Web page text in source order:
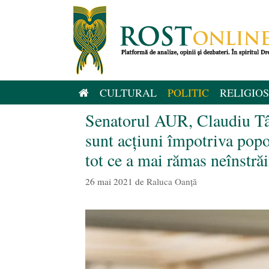
CULTURAL POLITIC RELIGIOS
Senatorul AUR, Claudiu
sunt acțiuni împotriva
tot ce a mai rămas
26 mai 2021 de Raluca Oanță